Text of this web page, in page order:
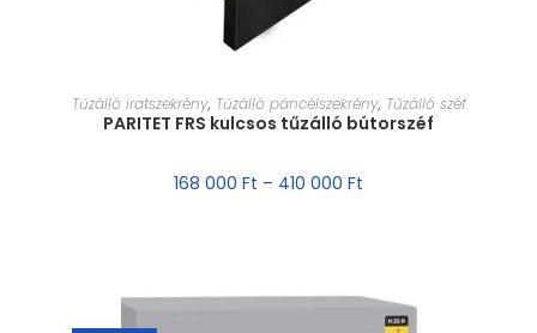
MÉRET VÁLASZTÁSA
Tűzálló iratszekrény, Tűzálló páncélszekrény, Tűzálló széf
PARITET FRS kulcsos tűzálló bútorszéf
168 000 Ft – 410 000 Ft